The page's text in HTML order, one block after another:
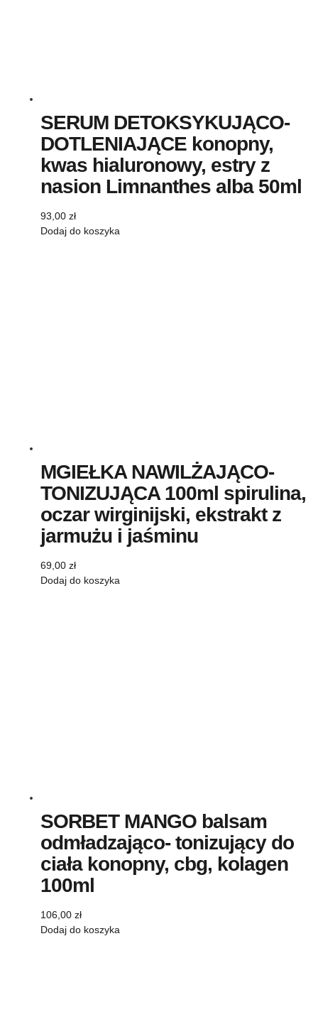
SERUM DETOKSYKUJĄCO-
DOTLENIAJĄCE konopny,
kwas hialuronowy, estry z
nasion Limnanthes alba 50ml
93,00 zł
Dodaj do koszyka
MGIEŁKA NAWILŻAJĄCO-
TONIZUJĄCA 100ml spirulina,
oczar wirginijski, ekstrakt z
jarmużu i jaśminu
69,00 zł
Dodaj do koszyka
SORBET MANGO balsam
odmładzająco- tonizujący do
ciała konopny, cbg, kolagen
100ml
106,00 zł
Dodaj do koszyka